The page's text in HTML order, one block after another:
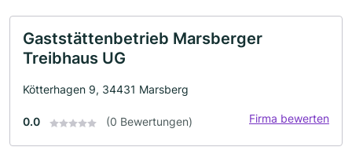
Gaststättenbetrieb Marsberger
Treibhaus UG
Kötterhagen 9, 34431 Marsberg
0.0 (0 Bewertungen) Firma bewerten